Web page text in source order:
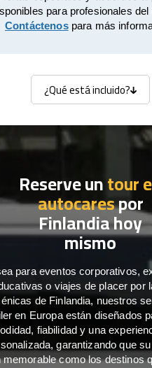
para profesionales del
Contáctenospara más
¿Qué está incluido?
¿Qué está incluido?
Reserve untour
autocarespor
Finlandia hoy
mismo
para eventos corporativos,
o viajes de placer por
de Finlandia, nuestros
en Europa están diseñados
fiabilidad y una
garantizando que
memorable como los destinos